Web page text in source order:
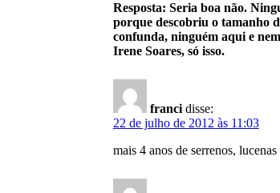
Resposta: Seria boa não.
porque descobriu o tamanho
confunda, ninguém aqui e
Irene Soares, só isso.
franci disse:
22 de julho de 2012 às 11:03
mais 4 anos de serrenos,